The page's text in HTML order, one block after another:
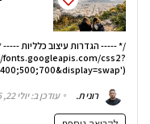
css2?
...
רוני ת. עודכן ב: יולי 22, 2025